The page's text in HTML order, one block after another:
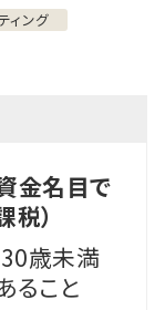
ィング
金名目で
）
歳未満
ること